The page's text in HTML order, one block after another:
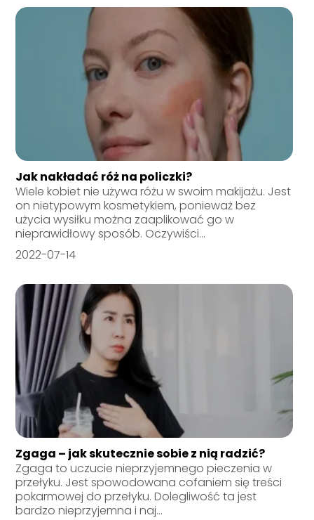
Jak nakładać róż na policzki?
Wiele kobiet nie używa różu w swoim makijażu. Jest
on nietypowym kosmetykiem, ponieważ bez
użycia wysiłku można zaaplikować go w
nieprawidłowy sposób. Oczywiści...
2022-07-14
Zgaga – jak skutecznie sobie z nią radzić?
Zgaga to uczucie nieprzyjemnego pieczenia w
przełyku. Jest spowodowana cofaniem się treści
pokarmowej do przełyku. Dolegliwość ta jest
bardzo nieprzyjemna i naj...